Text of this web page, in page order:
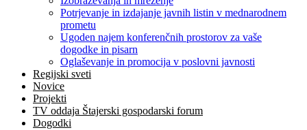
Potrjevanje in izdajanje javnih listin v mednarodnem
prometu
Ugoden najem konferenčnih prostorov za vaše
dogodke in pisarn
Oglaševanje in promocija v poslovni javnosti
Regijski sveti
Novice
Projekti
TV oddaja Štajerski gospodarski forum
Dogodki